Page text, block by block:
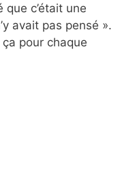
c’était une
avait pas pensé ».
pour chaque